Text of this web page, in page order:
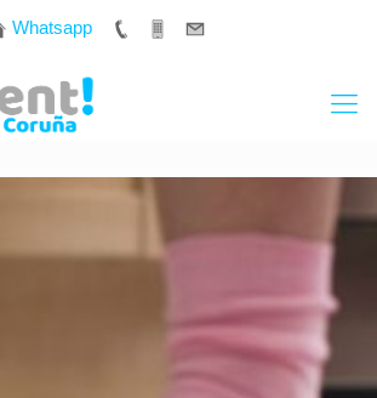
Whatsapp